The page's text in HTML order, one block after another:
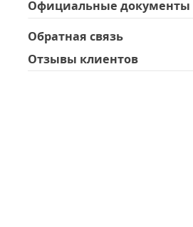
Официальные документы
Обратная связь
Отзывы клиентов